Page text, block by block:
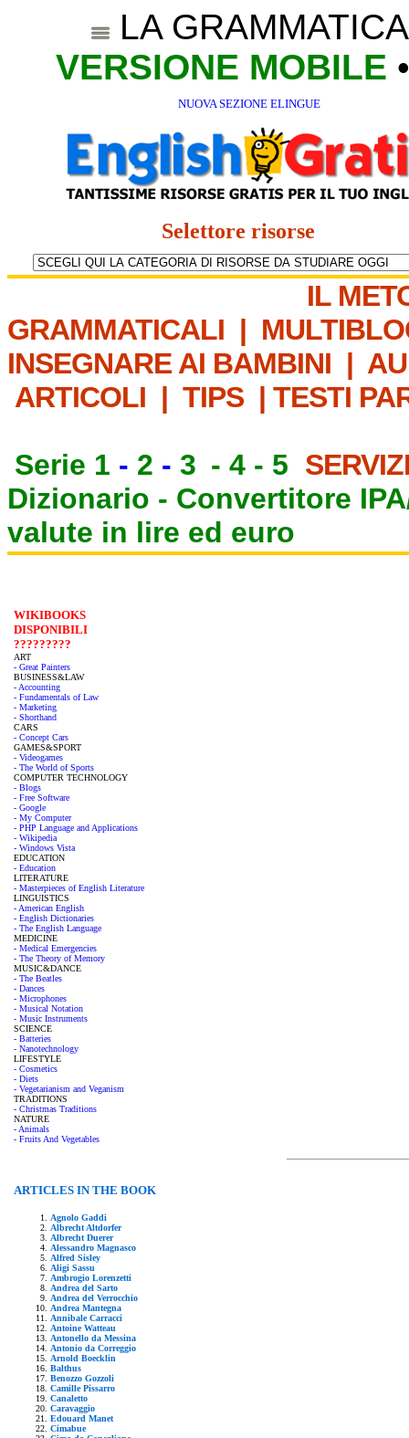
LA
VERSIONE MOBILE
NUOVA SEZIONE ELINGUE
Selettore risorse
IL
GRAMMATICALI |
INSEGNARE AI BAMBINI |
ARTICOLI | TIPS | TESTI
Serie 1 - 2 - 3 - 4 - 5
Dizionario - Convertitore
valute in lire ed euro
WIKIBOOKS
DISPONIBILI
?????????
ART
- Great Painters
BUSINESS&LAW
- Accounting
- Fundamentals of Law
- Marketing
- Shorthand
CARS
- Concept Cars
GAMES&SPORT
- Videogames
- The World of Sports
COMPUTER TECHNOLOGY
- Blogs
- Free Software
- Google
- My Computer
- PHP Language and Applications
- Wikipedia
- Windows Vista
EDUCATION
- Education
LITERATURE
- Masterpieces of English Literature
LINGUISTICS
- American English
- English Dictionaries
- The English Language
MEDICINE
- Medical Emergencies
- The Theory of Memory
MUSIC&DANCE
- The Beatles
- Dances
- Microphones
- Musical Notation
- Music Instruments
SCIENCE
- Batteries
- Nanotechnology
LIFESTYLE
- Cosmetics
- Diets
- Vegetarianism and Veganism
TRADITIONS
- Christmas Traditions
NATURE
- Animals
- Fruits And Vegetables
ARTICLES IN THE BOOK
Agnolo Gaddi
Albrecht Altdorfer
Albrecht Duerer
Alessandro Magnasco
Alfred Sisley
Aligi Sassu
Ambrogio Lorenzetti
Andrea del Sarto
Andrea del Verrocchio
Andrea Mantegna
Annibale Carracci
Antoine Watteau
Antonello da Messina
Antonio da Correggio
Arnold Boecklin
Balthus
Benozzo Gozzoli
Camille Pissarro
Canaletto
Caravaggio
Edouard Manet
Cimabue